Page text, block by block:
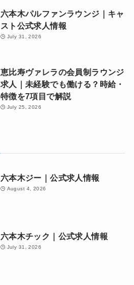
六本木パルファンラウンジ｜キャ
スト公式求人情報
July 31, 2026
恵比寿ヴァレラの会員制ラウンジ
求人｜未経験でも働ける？時給・
特徴を7項目で解説
July 25, 2026
六本木ジー｜公式求人情報
August 4, 2026
六本木チック｜公式求人情報
July 31, 2026